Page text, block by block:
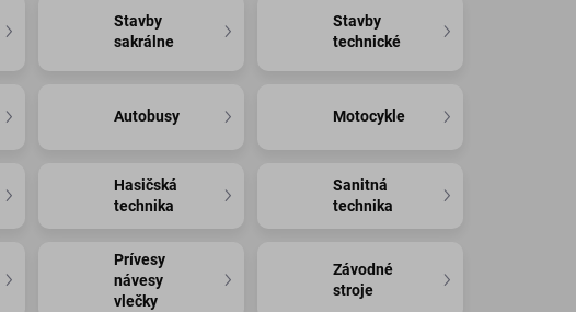
Stavby
sakrálne
Stavby
technické
Autobusy Motocykle
Hasičská
technika
Sanitná
technika
Prívesy
návesy
vlečky
Závodné
stroje